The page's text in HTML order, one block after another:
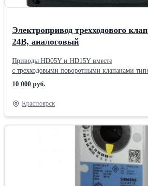
Электропривод трехходового
24В, аналоговый
Приводы HD05Y и HD15Y вместе
с трехходовыми поворотными клапанами
используются для регулирования расхода
воды и незамерза ющих смесей в
вентиляции и кондицио нирования воздуха.
10 000 руб.
Красноярск